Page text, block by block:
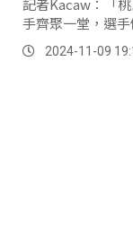
手齊聚一堂，選
2024-11-09